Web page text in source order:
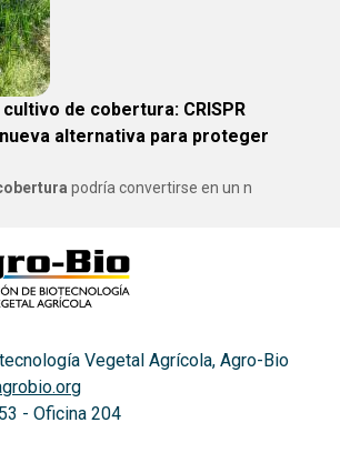
de cobertura: CRISPR
alternativa para proteger
podría convertirse en un n
Vegetal Agrícola, Agro-Bio
- Oficina 204